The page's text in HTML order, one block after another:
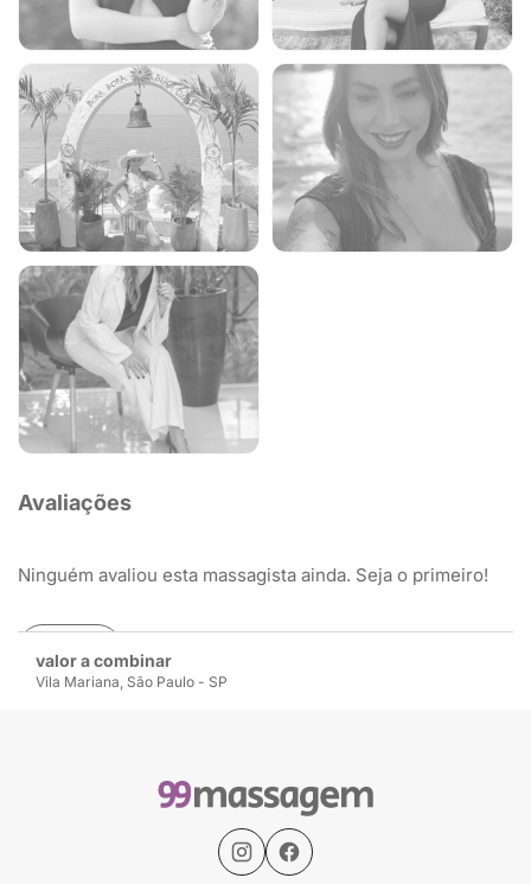
valor a combinar
Vila Mariana, São Paulo - SP
Avaliações
Ninguém avaliou esta massagista ainda. Seja o primeiro!
Avaliar